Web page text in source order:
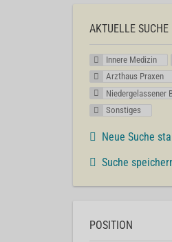
AKTUELLE SUCHE
Innere Medizin
Arzthaus Praxen
Niedergelassener
Sonstiges
Neue Suche
Suche
POSITION